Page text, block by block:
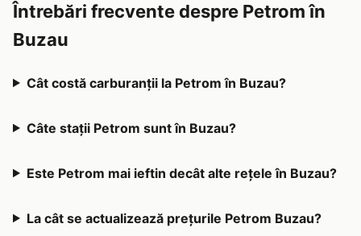
Întrebări frecvente despre Petrom în
Buzau
Cât costă carburanții la Petrom în Buzau?
Câte stații Petrom sunt în Buzau?
Este Petrom mai ieftin decât alte rețele în Buzau?
La cât se actualizează prețurile Petrom Buzau?